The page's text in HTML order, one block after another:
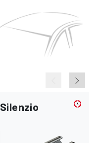
Silenzio